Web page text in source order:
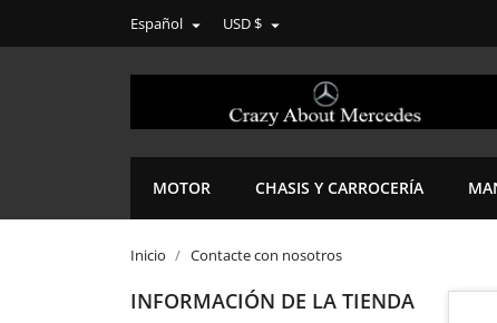
Español  USD $ 
MOTOR CHASIS Y CARROCERÍA
Inicio Contacte con nosotros
INFORMACIÓN DE LA TIENDA